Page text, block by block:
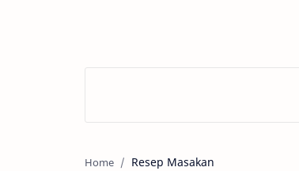
Home Resep Masakan